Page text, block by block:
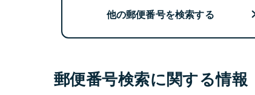
他の郵便番号を検索する
郵便番号検索に関する情報